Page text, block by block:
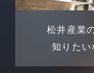
土地活用提案
売買物件
2024年4月
2024年2月
松井産業
知りたい